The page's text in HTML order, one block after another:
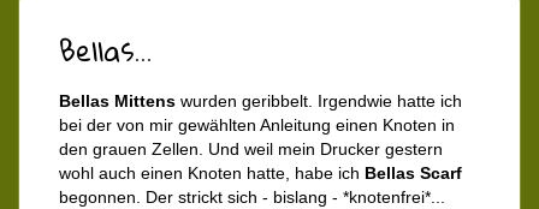
Bellas...
Bellas Mittens wurden geribbelt. Irgendwie hatte ich
bei der von mir gewählten Anleitung einen Knoten in
den grauen Zellen. Und weil mein Drucker gestern
wohl auch einen Knoten hatte, habe ich Bellas Scarf
begonnen. Der strickt sich - bislang - *knotenfrei*...